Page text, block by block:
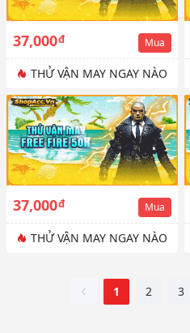
37,000đ Mua
THỬ VẬN MAY NGAY NÀO
37,000đ Mua
THỬ VẬN MAY NGAY NÀO
1 2 3